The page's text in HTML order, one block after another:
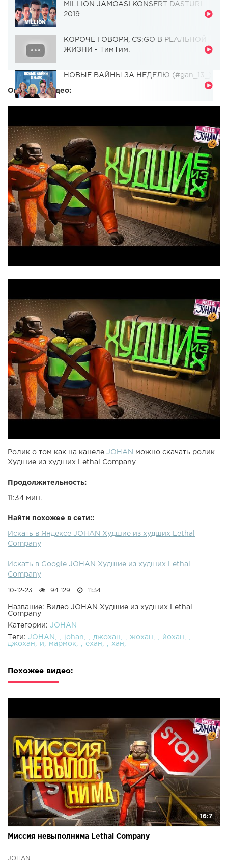
MILLION JAMOASI KONSERT DASTURI
2019
КОРОЧЕ ГОВОРЯ, CS:GO В РЕАЛЬНОЙ
ЖИЗНИ - ТимТим.
НОВЫЕ ВАЙНЫ ЗА НЕДЕЛЮ (#gan_13_)
Описание видео:
Ролик о том как на канеле JOHAN можно скачать ролик
Худшие из худших Lethal Company
Продолжительность:
11:34 мин.
Найти похожее в сети::
Искать в Яндексе JOHAN Худшие из худших Lethal
Company
Искать в Google JOHAN Худшие из худших Lethal
Company
10-12-23 94 129 11:34
Название: Видео JOHAN Худшие из худших Lethal
Company
Категории: JOHAN
Теги: JOHAN johan джохан жохан
йохан
джохан
и мармок ехан хан
Похожее видео:
16:7
Миссия невыполнима Lethal Company
JOHAN